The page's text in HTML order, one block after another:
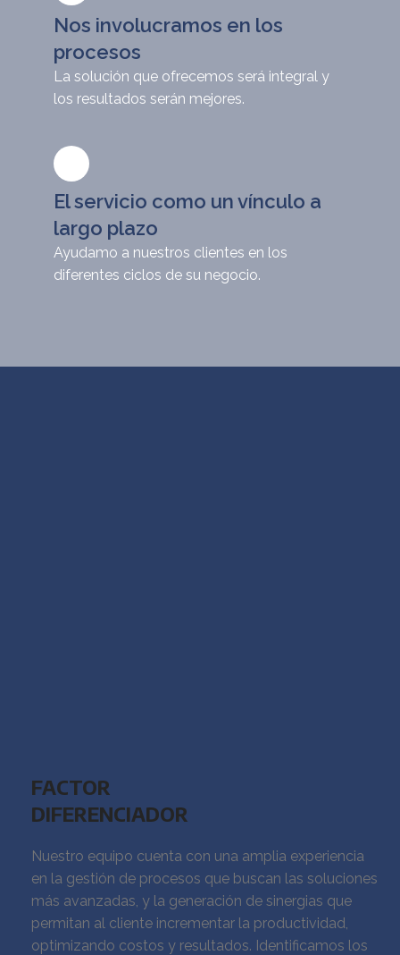
Nos involucramos en los
procesos
La solución que ofrecemos será integral y
los resultados serán mejores.
El servicio como un vínculo a
largo plazo
Ayudamo a nuestros clientes en los
diferentes ciclos de su negocio.
FACTOR
DIFERENCIADOR
Nuestro equipo cuenta con una amplia experiencia
en la gestión de procesos que buscan las soluciones
más avanzadas, y la generación de sinergias que
permitan al cliente incrementar la productividad,
optimizando costos y resultados. Identificamos los